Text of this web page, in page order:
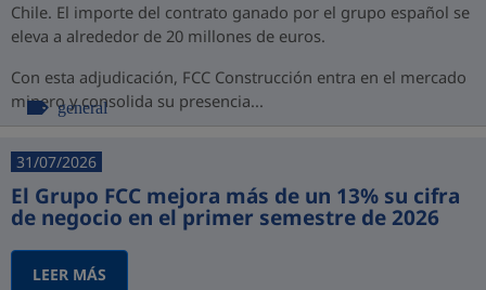
Chile. El importe del contrato ganado por el grupo español se
eleva a alrededor de 20 millones de euros.
Con esta adjudicación, FCC Construcción entra en el mercado
minero y consolida su presencia...
general
31/07/2026
El Grupo FCC mejora más de un 13% su cifra
de negocio en el primer semestre de 2026
LEER MÁS